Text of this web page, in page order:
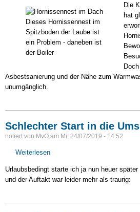
hornisselt
wieder
Dieses Hornissennest im
Spitzboden der Laube ist
ein Problem - daneben ist
der Boiler
Die
hat
Asbestsanierung und der Nähe zum
unumgänglich.
Schlechter Start in die
notiert von MvO am Mi, 24/07/2019 - 14:52
Weiterlesen
Start
in
Umsiedlungssaison
Urlaubsbedingt starte ich ja nun heuer
und der Auftakt war leider mehr als traurig: